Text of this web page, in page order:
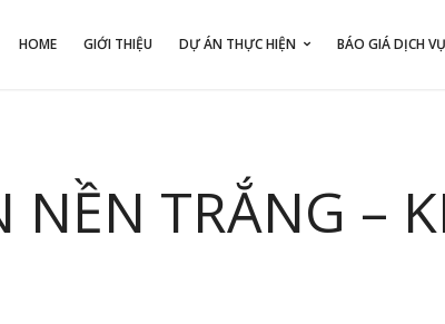
HOME GIỚI THIỆU DỰ ÁN THỰC HIỆN BÁO GIÁ DỊCH VỤ
NỀN TRẮNG –